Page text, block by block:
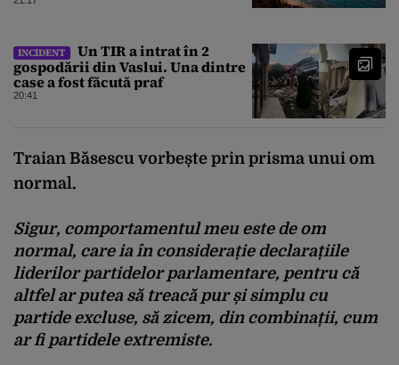
INCIDENT
Un TIR a intrat în 2
gospodării din Vaslui. Una dintre
case a fost făcută praf
20:41
Traian Băsescu vorbește prin prisma unui om
normal.
Sigur, comportamentul meu este de om
normal, care ia în considerație declarațiile
liderilor partidelor parlamentare, pentru că
altfel ar putea să treacă pur și simplu cu
partide excluse, să zicem, din combinații, cum
ar fi partidele extremiste.